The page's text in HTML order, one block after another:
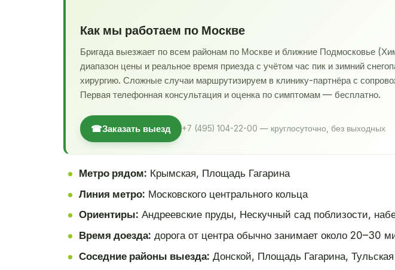
Как мы работаем по Москве
Бригада выезжает по всем районам по Москве и ближние Подмосковье
диапазон цены и реальное время приезда с учётом час пик и зимний
хирургию. Сложные случаи маршрутизируем в клинику-партнёра с
Первая телефонная консультация и оценка по симптомам — бесплатно.
☎Заказать выезд +7 (495) 104-22-00 — круглосуточно, без выходных
Метро рядом: Крымская, Площадь Гагарина
Линия метро: Московского центрального кольца
Ориентиры: Андреевские пруды, Нескучный сад поблизости,
Время доезда: дорога от центра обычно занимает около 20–30
Соседние районы выезда: Донской, Площадь Гагарина, Тульская